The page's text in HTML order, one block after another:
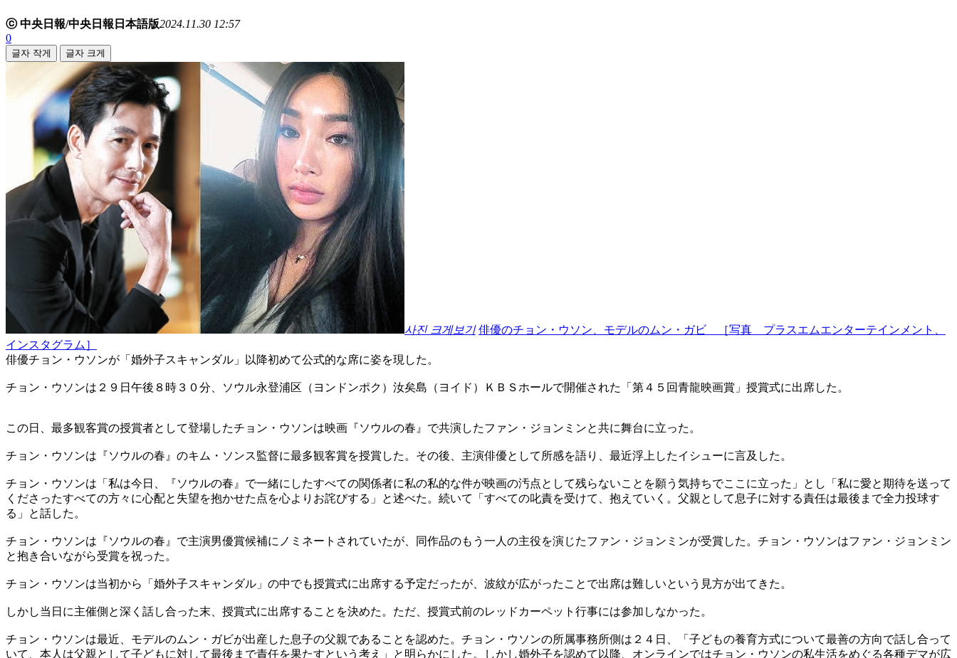
ⓒ 中央日報/中央日報日本語版2024.11.30 12:57
0
글자 작게 글자 크게
사진 크게보기 俳優のチョン・ウソン、モデルのムン・ガビ ［写真 プラスエムエンターテインメント、
インスタグラム］
俳優チョン・ウソンが「婚外子スキャンダル」以降初めて公式的な席に姿を現した。
チョン・ウソンは２９日午後８時３０分、ソウル永登浦区（ヨンドンポク）汝矣島（ヨイド）ＫＢＳホールで開催された「第４５回青龍映画賞」授賞式に出席した。
この日、最多観客賞の授賞者として登場したチョン・ウソンは映画『ソウルの春』で共演したファン・ジョンミンと共に舞台に立った。
チョン・ウソンは『ソウルの春』のキム・ソンス監督に最多観客賞を授賞した。その後、主演俳優として所感を語り、最近浮上したイシューに言及した。
チョン・ウソンは「私は今日、『ソウルの春』で一緒にしたすべての関係者に私の私的な件が映画の汚点として残らないことを願う気持ちでここに立った」とし「私に愛と期待を送って
くださったすべての方々に心配と失望を抱かせた点を心よりお詫びする」と述べた。続いて「すべての叱責を受けて、抱えていく。父親として息子に対する責任は最後まで全力投球す
る」と話した。
チョン・ウソンは『ソウルの春』で主演男優賞候補にノミネートされていたが、同作品のもう一人の主役を演じたファン・ジョンミンが受賞した。チョン・ウソンはファン・ジョンミン
と抱き合いながら受賞を祝った。
チョン・ウソンは当初から「婚外子スキャンダル」の中でも授賞式に出席する予定だったが、波紋が広がったことで出席は難しいという見方が出てきた。
しかし当日に主催側と深く話し合った末、授賞式に出席することを決めた。ただ、授賞式前のレッドカーペット行事には参加しなかった。
チョン・ウソンは最近、モデルのムン・ガビが出産した息子の父親であることを認めた。チョン・ウソンの所属事務所側は２４日、「子どもの養育方式について最善の方向で話し合って
いて、本人は父親として子どもに対して最後まで責任を果たすという考え」と明らかにした。しかし婚外子を認めて以降、オンラインではチョン・ウソンの私生活をめぐる各種デマが広